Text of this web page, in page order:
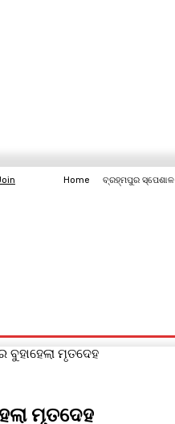
Home ବ୍ରହ୍ମପୁର ସ୍ପେଶାଳ
ମୃତଦେହ
ମୃତଦେହ